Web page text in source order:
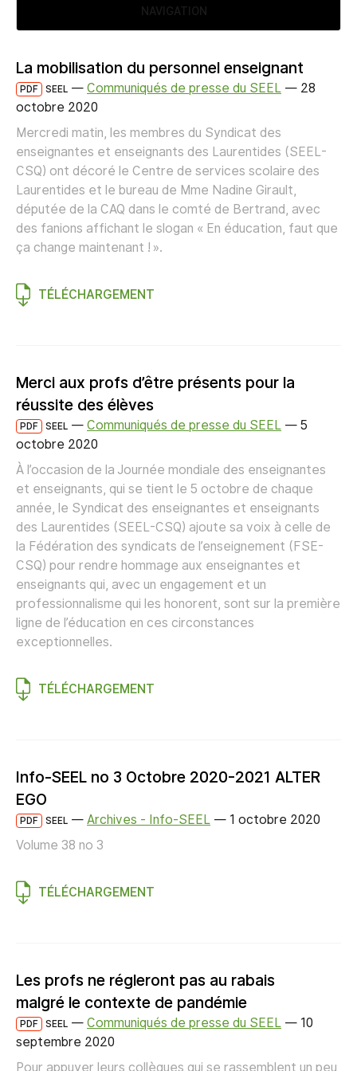
NAVIGATION
La mobilisation du personnel enseignant
PDF SEEL — Communiqués de presse du SEEL — 28
octobre 2020
Mercredi matin, les membres du Syndicat des
enseignantes et enseignants des Laurentides (SEEL-
CSQ) ont décoré le Centre de services scolaire des
Laurentides et le bureau de Mme Nadine Girault,
députée de la CAQ dans le comté de Bertrand, avec
des fanions affichant le slogan « En éducation, faut que
ça change maintenant ! ».
TÉLÉCHARGEMENT
Merci aux profs d’être présents pour la
réussite des élèves
PDF SEEL — Communiqués de presse du SEEL — 5
octobre 2020
À l’occasion de la Journée mondiale des enseignantes
et enseignants, qui se tient le 5 octobre de chaque
année, le Syndicat des enseignantes et enseignants
des Laurentides (SEEL-CSQ) ajoute sa voix à celle de
la Fédération des syndicats de l’enseignement (FSE-
CSQ) pour rendre hommage aux enseignantes et
enseignants qui, avec un engagement et un
professionnalisme qui les honorent, sont sur la première
ligne de l’éducation en ces circonstances
exceptionnelles.
TÉLÉCHARGEMENT
Info-SEEL no 3 Octobre 2020-2021 ALTER
EGO
PDF SEEL — Archives - Info-SEEL — 1 octobre 2020
Volume 38 no 3
TÉLÉCHARGEMENT
Les profs ne régleront pas au rabais
malgré le contexte de pandémie
PDF SEEL — Communiqués de presse du SEEL — 10
septembre 2020
Pour appuyer leurs collègues qui se rassemblent un peu